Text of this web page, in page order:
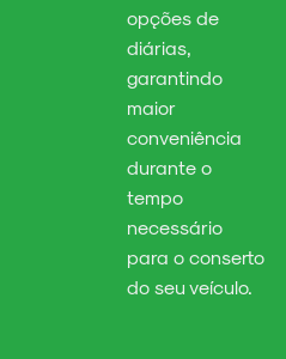
opções de
diárias,
garantindo
maior
conveniência
durante o
tempo
necessário
para o conserto
do seu veículo.